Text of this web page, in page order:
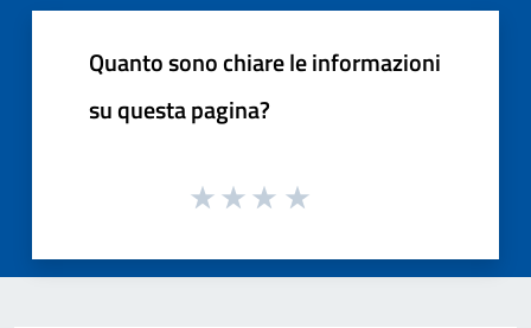
Quanto sono chiare le informazioni
su questa pagina?